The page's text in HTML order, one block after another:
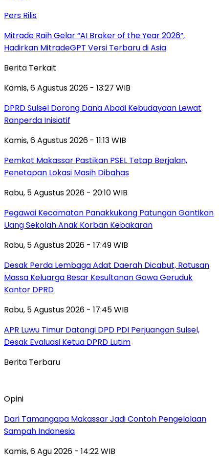
Pers Rilis
Mitrade Raih Gelar “AI Broker of the Year 2026”,
Hadirkan MitradeGPT Versi Terbaru di Asia
Berita Terkait
Kamis, 6 Agustus 2026 - 13:27 WIB
DPRD Sulsel Dorong Dana Abadi Kebudayaan Lewat
Ranperda Inisiatif
Kamis, 6 Agustus 2026 - 11:13 WIB
Pemkot Makassar Pastikan PSEL Tetap Berjalan,
Penetapan Lokasi Masih Dibahas
Rabu, 5 Agustus 2026 - 20:10 WIB
Pegawai Kecamatan Panakkukang Patungan Gantikan
Uang Sekolah Anak Korban Kebakaran
Rabu, 5 Agustus 2026 - 17:49 WIB
Desak Perda Lembaga Adat Daerah Dicabut, Ratusan
Massa Keluarga Besar Kesultanan Gowa Geruduk
Kantor DPRD
Rabu, 5 Agustus 2026 - 17:45 WIB
APR Luwu Timur Datangi DPD PDI Perjuangan Sulsel,
Desak Evaluasi Ketua DPRD Lutim
Berita Terbaru
Opini
Dari Tamangapa Makassar Jadi Contoh Pengelolaan
Sampah Indonesia
Kamis, 6 Agu 2026 - 14:22 WIB